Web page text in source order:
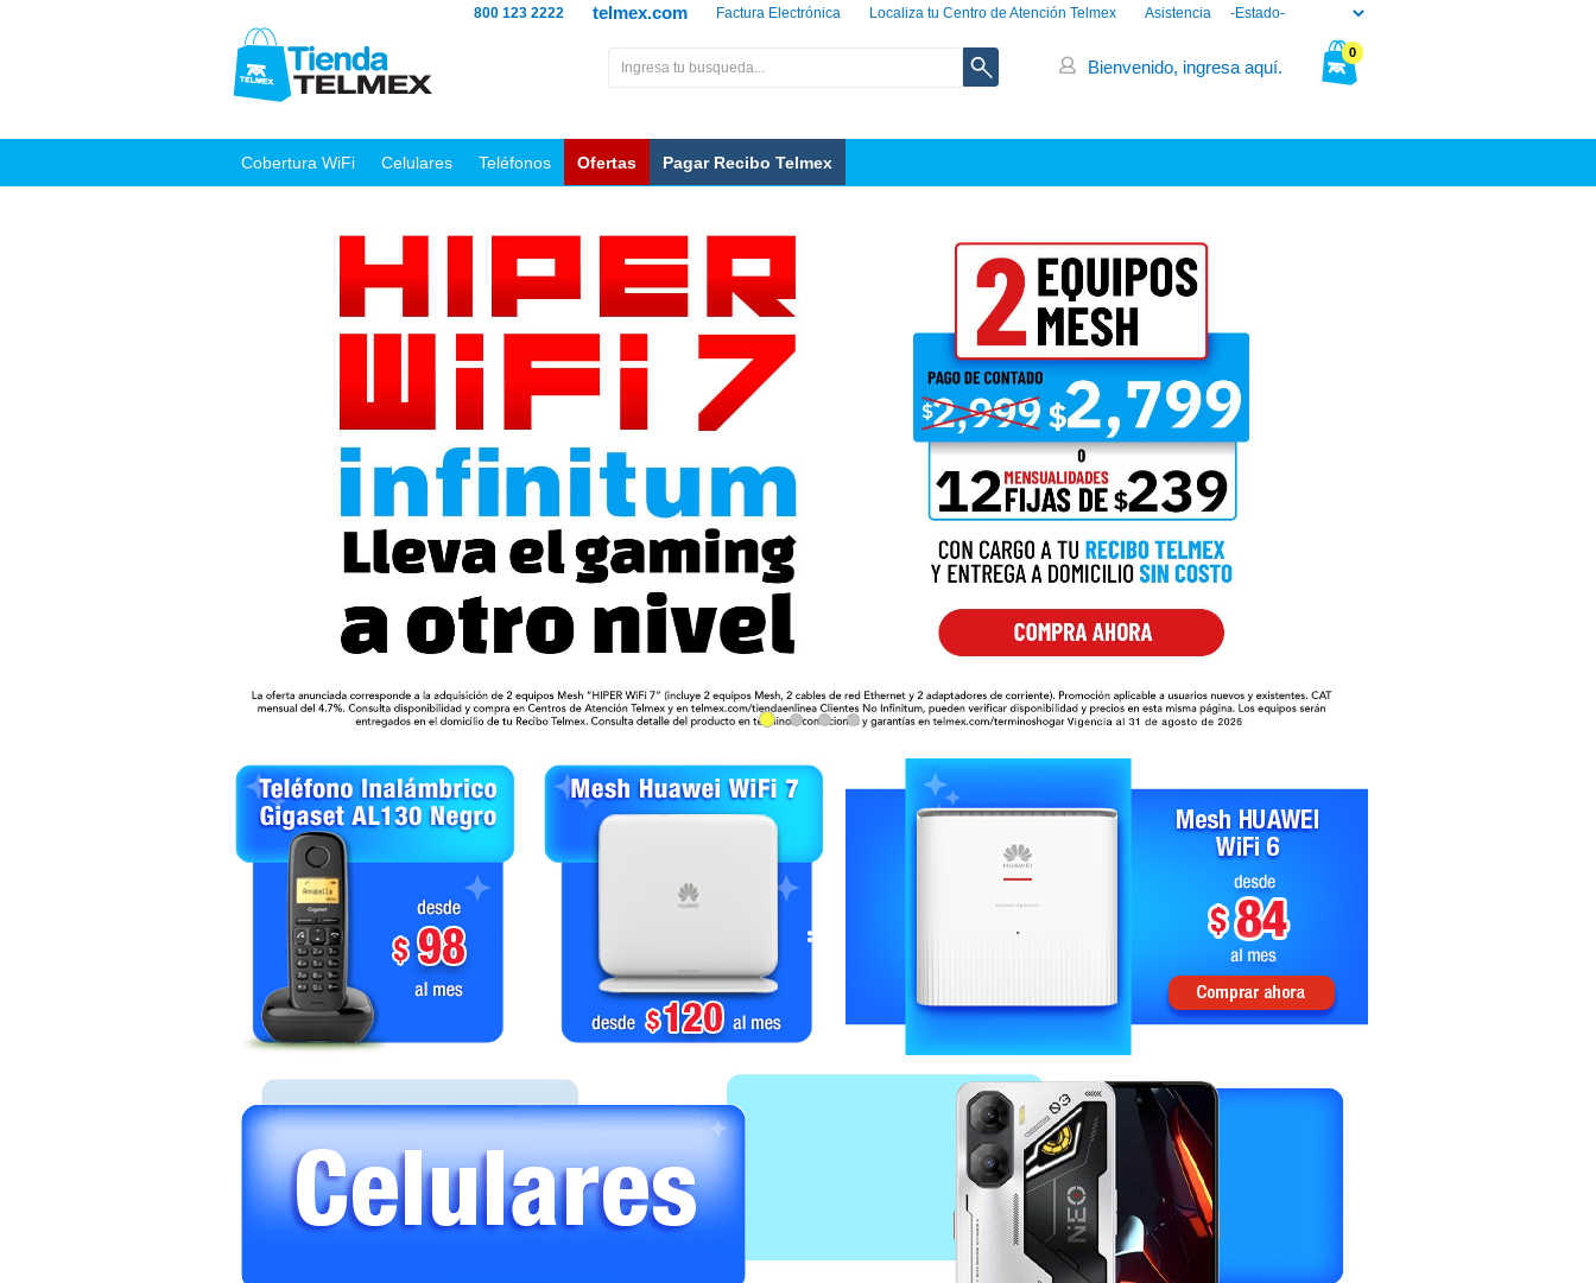
Asistencia
Localiza tu Centro de Atención Telmex
Factura Electrónica
telmex.com
800 123 2222
0
Bienvenido, ingresa aquí.
Cobertura WiFi Celulares Teléfonos Ofertas Pagar Recibo Telmex